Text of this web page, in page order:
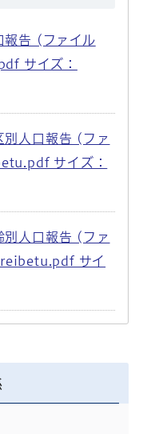
報告 (ファイル
サイズ：
人口報告 (ファ
サイズ：
人口報告 (ファ
サイ